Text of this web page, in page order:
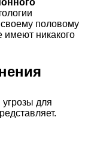
половому
имеют никакого
угрозы для